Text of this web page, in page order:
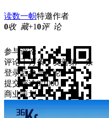
读数一帜特邀作者
0收 藏+10评 论
参与评论
评论千万条，友善第一条
登录后参与讨论
提交评论0/1000
商业策划